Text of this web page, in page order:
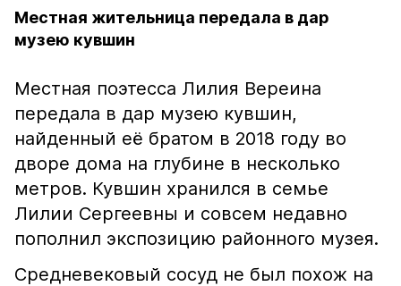
Местная жительница передала в дар
музею кувшин
Местная поэтесса Лилия Вереина
передала в дар музею кувшин,
найденный её братом в 2018 году во
дворе дома на глубине в несколько
метров. Кувшин хранился в семье
Лилии Сергеевны и совсем недавно
пополнил экспозицию районного музея.
Средневековый сосуд не был похож на